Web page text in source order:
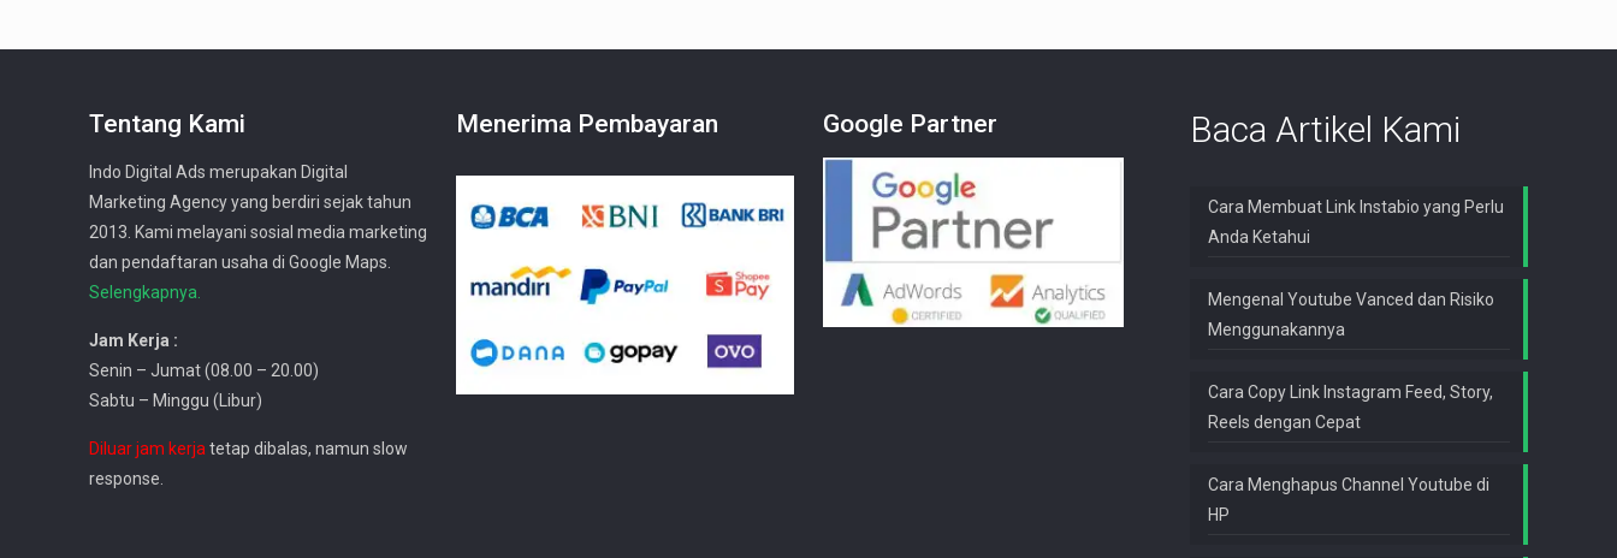
Tentang Kami
Indo Digital Ads merupakan Digital
Marketing Agency yang berdiri sejak tahun
2013. Kami melayani sosial media marketing
dan pendaftaran usaha di Google Maps.
Selengkapnya.
Jam Kerja :
Senin – Jumat (08.00 – 20.00)
Sabtu – Minggu (Libur)
Diluar jam kerja tetap dibalas, namun slow
response.
Menerima Pembayaran Google Partner Baca Artikel Kami
Cara Membuat Link Instabio yang Perlu
Anda Ketahui
Mengenal Youtube Vanced dan Risiko
Menggunakannya
Cara Copy Link Instagram Feed, Story,
Reels dengan Cepat
Cara Menghapus Channel Youtube di
HP